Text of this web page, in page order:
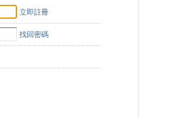
立即註冊
找回密碼